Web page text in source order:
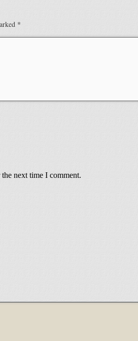
*
next time I comment.